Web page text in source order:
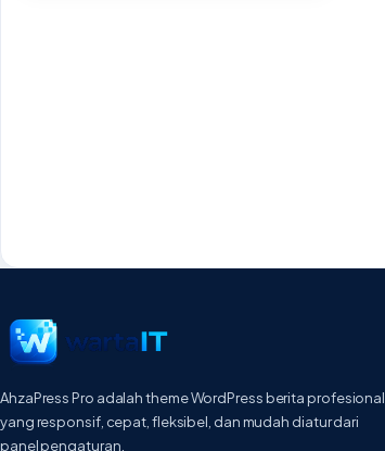
AhzaPress Pro adalah theme WordPress berita profesional
yang responsif, cepat, fleksibel, dan mudah diatur dari
panel pengaturan.